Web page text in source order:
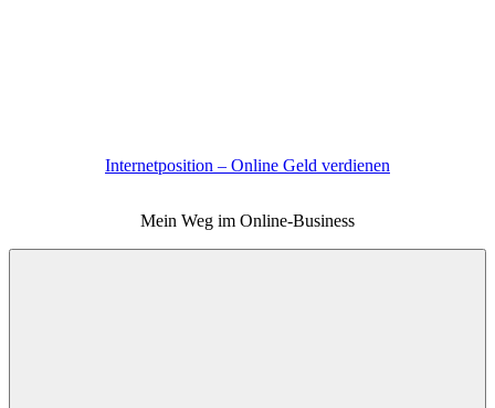
Internetposition – Online Geld verdienen
Mein Weg im Online-Business